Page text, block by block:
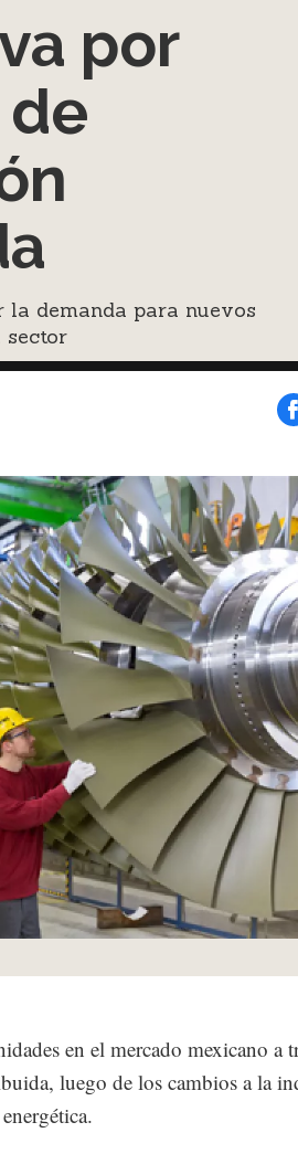
por
la demanda para nuevos
sector
en el mercado mexicano a
luego de los cambios a la